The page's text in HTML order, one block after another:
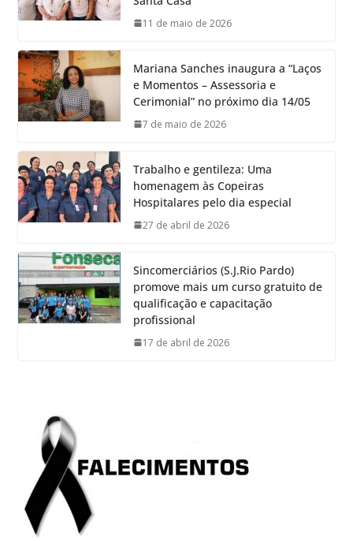
11 de maio de 2026
Mariana Sanches inaugura a “Laços
e Momentos – Assessoria e
Cerimonial” no próximo dia 14/05
7 de maio de 2026
Trabalho e gentileza: Uma
homenagem às Copeiras
Hospitalares pelo dia especial
27 de abril de 2026
Sincomerciários (S.J.Rio Pardo)
promove mais um curso gratuito de
qualificação e capacitação
profissional
17 de abril de 2026